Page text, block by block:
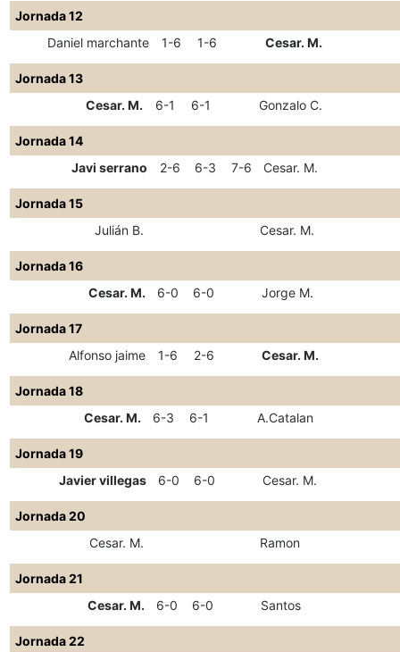
Jornada 12
Daniel marchante
1-6 1-6 Cesar. M.
Jornada 13
Cesar. M.
6-1 6-1 Gonzalo C.
Jornada 14
Javi serrano
2-6 6-3 7-6 Cesar. M.
Jornada 15
Julián B.
Cesar. M.
Jornada 16
Cesar. M.
6-0 6-0 Jorge M.
Jornada 17
Alfonso jaime
1-6 2-6 Cesar. M.
Jornada 18
Cesar. M.
6-3 6-1 A.Catalan
Jornada 19
Javier villegas
6-0 6-0 Cesar. M.
Jornada 20
Cesar. M.
Ramon
Jornada 21
Cesar. M.
6-0 6-0 Santos
Jornada 22